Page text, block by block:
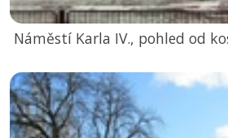
Náměstí Karla IV., pohled od